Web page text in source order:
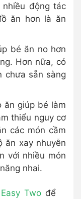
động tác
ăn hơn là ăn
bé ăn no hơn
Hơn nữa, có
chưa sẵn sàng
ăn giúp bé làm
thiểu nguy cơ
các món cầm
ăn xay nhuyễn
với nhiều món
nhai.
Two để